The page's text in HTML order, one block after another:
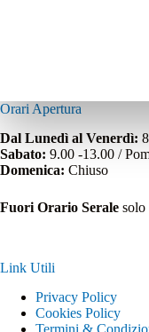
Orari Apertura
Dal Lunedì al Venerdì:
Sabato: 9.00 -13.00 /
Domenica: Chiuso
Fuori Orario Serale solo
Link Utili
Privacy Policy
Cookies Policy
Termini &